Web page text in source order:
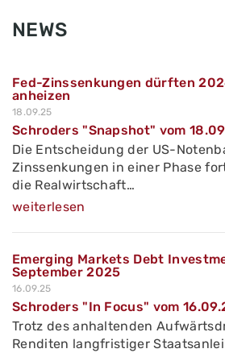
NEWS
Fed-Zinssenkungen dürften
anheizen
18.09.25
Schroders "Snapshot" vom
Die Entscheidung der US-
Zinssenkungen in einer Phase
die Realwirtschaft…
weiterlesen
Emerging Markets Debt
September 2025
16.09.25
Schroders "In Focus" vom
Trotz des anhaltenden
Renditen langfristiger